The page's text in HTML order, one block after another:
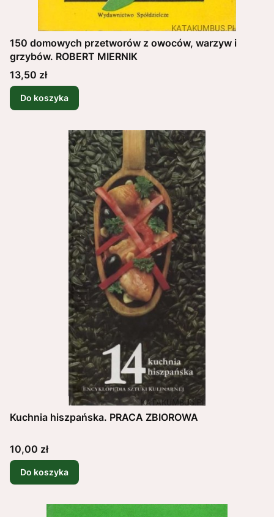
150 domowych przetworów z owoców, warzyw i
grzybów. ROBERT MIERNIK
Cena
13,50 zł
Do koszyka
Kuchnia hiszpańska. PRACA ZBIOROWA
Cena
10,00 zł
Do koszyka